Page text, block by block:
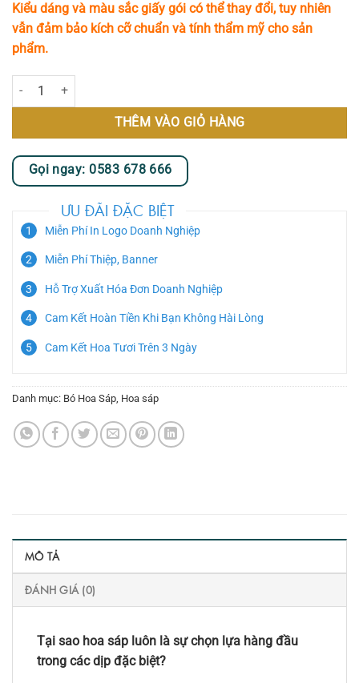
Kiểu dáng và màu sắc giấy gói có thể thay đổi, tuy nhiên
vẫn đảm bảo kích cỡ chuẩn và tính thẩm mỹ cho sản
phẩm.
Bó Hoa Sáp Tone Đỏ Thắm Tặng Người Thân Yêu Dịp Lễ 20.10 MS63
THÊM VÀO GIỎ HÀNG
Gọi ngay: 0583 678 666
ƯU ĐÃI ĐẶC BIỆT
Miễn Phí In Logo Doanh Nghiệp
Miễn Phí Thiệp, Banner
Hỗ Trợ Xuất Hóa Đơn Doanh Nghiệp
Cam Kết Hoàn Tiền Khi Bạn Không Hài Lòng
Cam Kết Hoa Tươi Trên 3 Ngày
Danh mục: Bó Hoa Sáp, Hoa sáp
MÔ TẢ
ĐÁNH GIÁ (0)
Tại sao hoa sáp luôn là sự chọn lựa hàng đầu
trong các dịp đặc biệt?